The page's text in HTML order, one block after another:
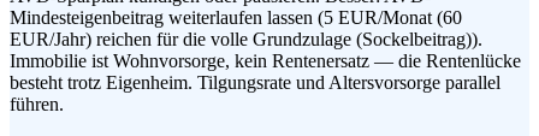
Mindesteigenbeitrag weiterlaufen lassen (5 EUR/Monat (60
EUR/Jahr) reichen für die volle Grundzulage (Sockelbeitrag)).
Immobilie ist Wohnvorsorge, kein Rentenersatz — die Rentenlücke
besteht trotz Eigenheim. Tilgungsrate und Altersvorsorge parallel
führen.